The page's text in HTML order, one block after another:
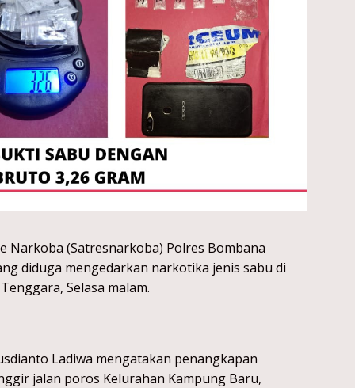
Narkoba (Satresnarkoba) Polres Bombana
diduga mengedarkan narkotika jenis sabu di
Selasa malam.
Ladiwa mengatakan penangkapan
jalan poros Kelurahan Kampung Baru,